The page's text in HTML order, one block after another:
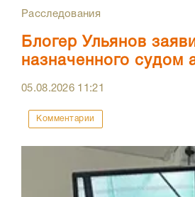
Расследования
Блогер Ульянов
назначенного судом
05.08.2026 11:21
Комментарии